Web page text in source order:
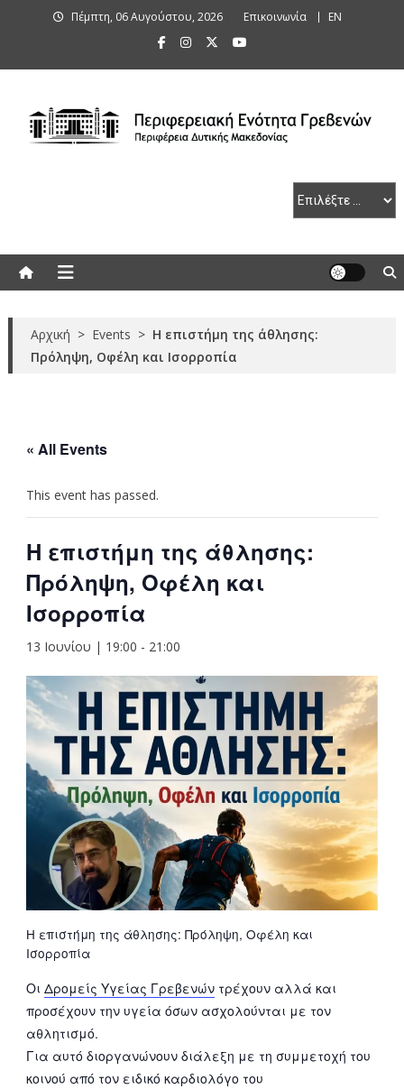
Πέμπτη, 06 Αυγούστου, 2026 Επικοινωνία ΕΝ
Αρχική > Events > Η επιστήμη της άθλησης:
Πρόληψη, Οφέλη και Ισορροπία
« All Events
This event has passed.
Η επιστήμη της άθλησης:
Πρόληψη, Οφέλη και
Ισορροπία
13 Ιουνίου | 19:00 - 21:00
Η επιστήμη της άθλησης: Πρόληψη, Οφέλη και
Ισορροπία
Οι Δρομείς Υγείας Γρεβενώντρέχουν αλλά και
προσέχουν την υγεία όσων ασχολούνται με τον
αθλητισμό.
Για αυτό διοργανώνουν διάλεξη με τη συμμετοχή του
κοινού από τον ειδικό καρδιολόγο του